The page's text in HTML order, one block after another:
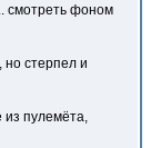
смотреть фоном
но стерпел и
из пулемёта,